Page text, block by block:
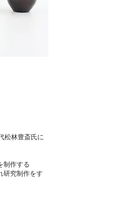
松林豊斎氏に
制作する
研究制作をす